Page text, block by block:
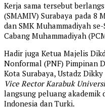
Kerja sama tersebut
(SMAMIV) Surabaya pada 8
dan SMK Muhammadiyah
Cabang Muhammadiyah
Hadir juga Ketua Majelis
Nonformal (PNF) Pimpinan
Kota Surabaya, Ustadz
Vice Rector Karabuk
langsung peluang akademik
Indonesia dan Turki.